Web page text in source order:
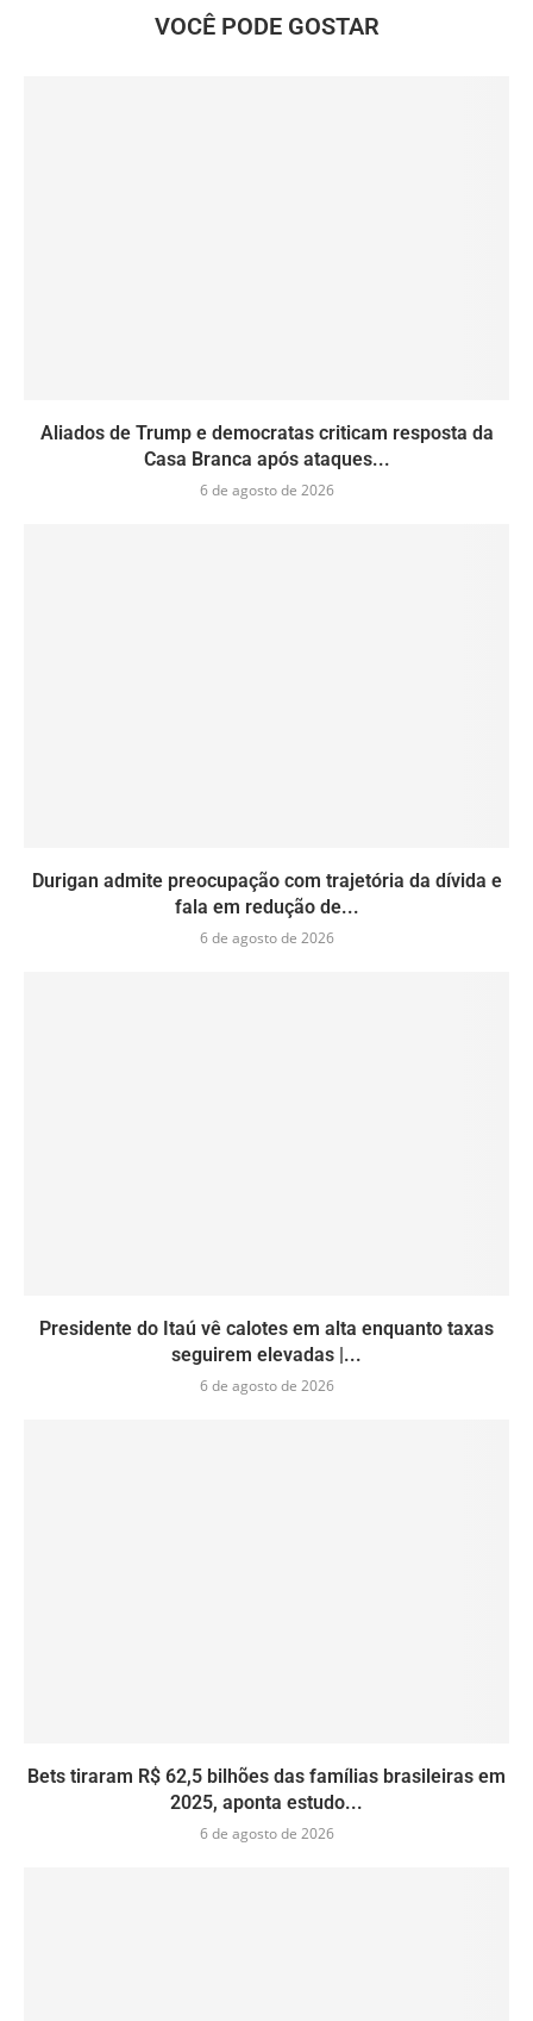
VOCÊ PODE GOSTAR
Aliados de Trump e democratas criticam resposta da
Casa Branca após ataques...
6 de agosto de 2026
Durigan admite preocupação com trajetória da dívida e
fala em redução de...
6 de agosto de 2026
Presidente do Itaú vê calotes em alta enquanto taxas
seguirem elevadas |...
6 de agosto de 2026
Bets tiraram R$ 62,5 bilhões das famílias brasileiras em
2025, aponta estudo...
6 de agosto de 2026